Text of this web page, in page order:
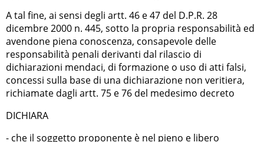
A tal fine, ai sensi degli artt. 46 e 47 del D.P.R. 28
dicembre 2000 n. 445, sotto la propria responsabilità ed
avendone piena conoscenza, consapevole delle
responsabilità penali derivanti dal rilascio di
dichiarazioni mendaci, di formazione o uso di atti falsi,
concessi sulla base di una dichiarazione non veritiera,
richiamate dagli artt. 75 e 76 del medesimo decreto
DICHIARA
- che il soggetto proponente è nel pieno e libero